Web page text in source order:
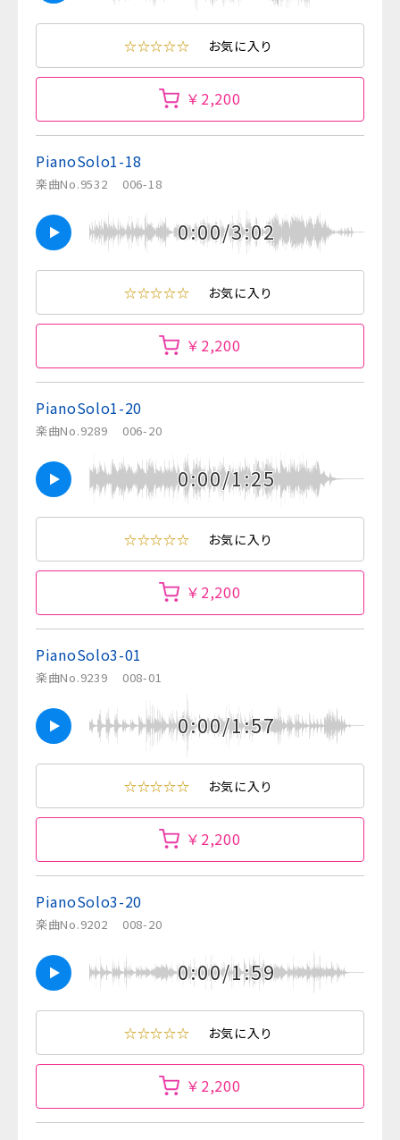
☆☆☆☆☆ お気に入り
￥2,200
PianoSolo1-18
楽曲No.9532 006-18
0:00/3:02
☆☆☆☆☆ お気に入り
￥2,200
PianoSolo1-20
楽曲No.9289 006-20
0:00/1:25
☆☆☆☆☆ お気に入り
￥2,200
PianoSolo3-01
楽曲No.9239 008-01
0:00/1:57
☆☆☆☆☆ お気に入り
￥2,200
PianoSolo3-20
楽曲No.9202 008-20
0:00/1:59
☆☆☆☆☆ お気に入り
￥2,200